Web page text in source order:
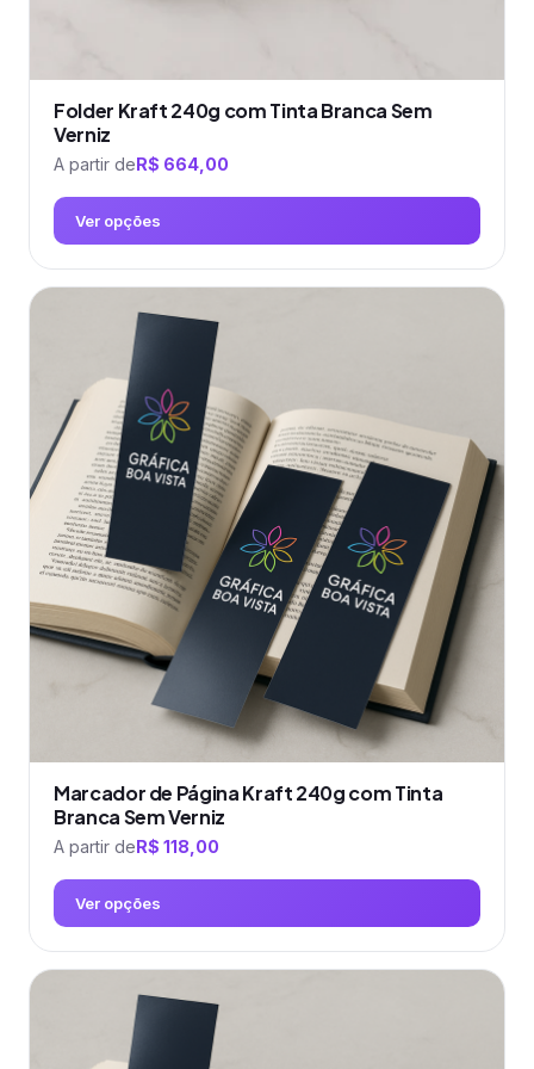
Folder Kraft 240g com Tinta Branca Sem
Verniz
A partir deR$ 664,00
Ver opções
Este
produto
variantes.
opções
podem
escolhidas
na
página
do
Marcador de Página Kraft 240g com Tinta
Branca Sem Verniz
A partir deR$ 118,00
Ver opções
Este
produto